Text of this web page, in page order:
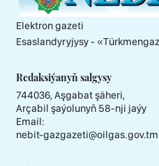
Elektron gazeti
Esaslandyryjysy -
Redaksiýanyň salgysy
744036, Aşgabat şäheri,
Arçabil şaýolunyň 58-nji jaýy
Email:
nebit-gazgazeti@oilgas.gov.tm